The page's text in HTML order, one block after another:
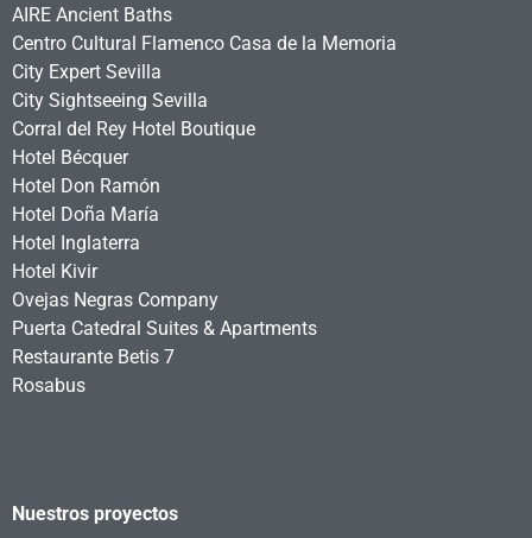
AIRE Ancient Baths
Centro Cultural Flamenco Casa de la Memoria
City Expert Sevilla
City Sightseeing Sevilla
Corral del Rey Hotel Boutique
Hotel Bécquer
Hotel Don Ramón
Hotel Doña María
Hotel Inglaterra
Hotel Kivir
Ovejas Negras Company
Puerta Catedral Suites & Apartments
Restaurante Betis 7
Rosabus
Nuestros proyectos